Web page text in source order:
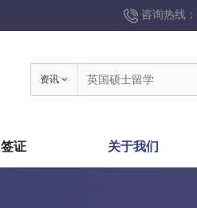
咨询热线：
资讯
证 关于我们